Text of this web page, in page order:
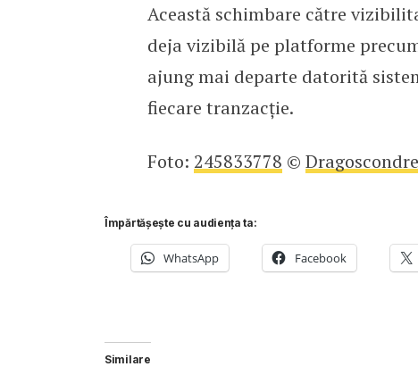
Această schimbare către
deja vizibilă pe platforme
ajung mai departe datorită
fiecare tranzacție.
Foto: 245833778 ©
Împărtășește cu audiența ta:
WhatsApp Facebook
Similare